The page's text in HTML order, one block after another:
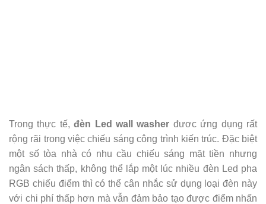
Trong thực tế,đèn Led wall washer đươc ứng dụng rất
rộng rãi trong việc chiếu sáng công trình kiến trúc. Đặc biệt
một số tòa nhà có nhu cầu chiếu sáng mặt tiền nhưng
ngân sách thấp, không thể lắp một lúc nhiều đèn Led pha
RGB chiếu điểm thì có thể cân nhắc sử dụng loại đèn này
với chi phí thấp hơn mà vẫn đảm bảo tạo được điểm nhấn